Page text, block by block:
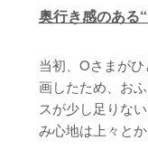
奥行き感のある
当初、Oさまが
画したため、お
スが少し足りな
み心地は上々とか